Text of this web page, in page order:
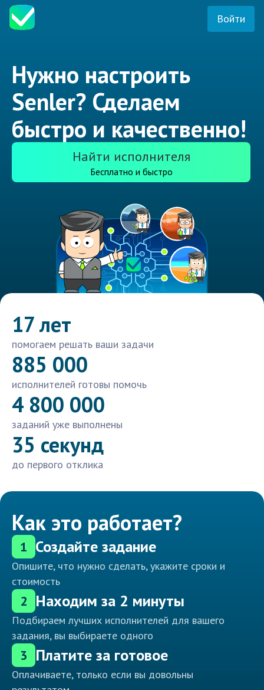
Войти
Нужно настроить
Senler? Сделаем
быстро и качественно!
Найти исполнителя
Бесплатно и быстро
17 лет
помогаем решать ваши задачи
885 000
исполнителей готовы помочь
4 800 000
заданий уже выполнены
35 секунд
до первого отклика
Как это работает?
1 Создайте задание
Опишите, что нужно сделать, укажите сроки и
стоимость
2 Находим за 2 минуты
Подбираем лучших исполнителей для вашего
задания, вы выбираете одного
3 Платите за готовое
Оплачиваете, только если вы довольны